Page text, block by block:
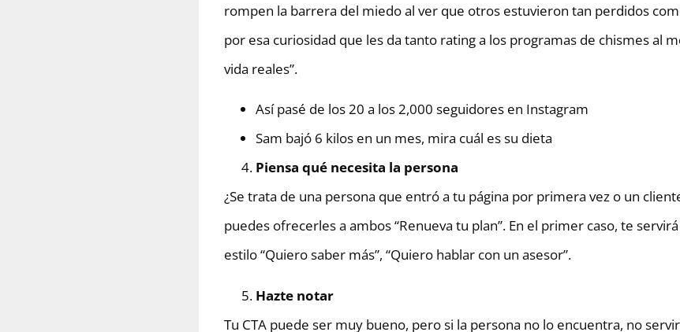
rompen la barrera del miedo al ver que otros estuvieron tan perdidos
por esa curiosidad que les da tanto rating a los programas de chismes al
vida reales”.
Así pasé de los 20 a los 2,000 seguidores en Instagram
Sam bajó 6 kilos en un mes, mira cuál es su dieta
Piensa qué necesita la persona
¿Se trata de una persona que entró a tu página por primera vez o un
puedes ofrecerles a ambos “Renueva tu plan”. En el primer caso, te
estilo “Quiero saber más”, “Quiero hablar con un asesor”.
Hazte notar
Tu CTA puede ser muy bueno, pero si la persona no lo encuentra, no